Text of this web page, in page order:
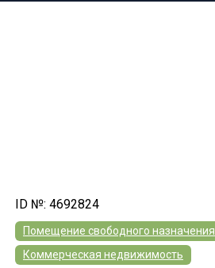
ID №: 4692824
Помещение свободного назначения
Коммерческая недвижимость